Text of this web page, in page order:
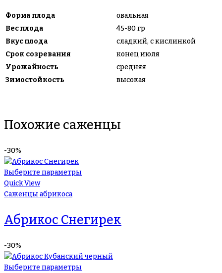
Форма плода
овальная
Вес плода
45-80 гр
Вкус плода
сладкий, с кислинкой
Срок созревания
конец июля
Урожайность
средняя
Зимостойкость
высокая
Похожие саженцы
-30%
Выберите параметры
Quick View
Саженцы абрикоса
Абрикос Снегирек
-30%
Выберите параметры